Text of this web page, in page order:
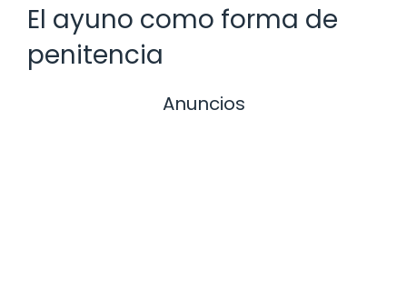
El ayuno como forma de
penitencia
Anuncios